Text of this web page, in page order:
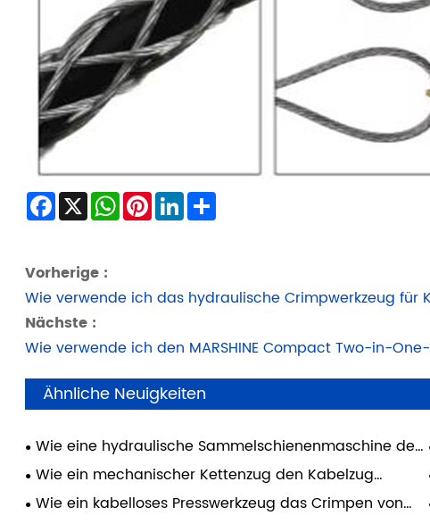
Facebook
X WhatsApp
Pinterest
LinkedIn
Vorherige :
Wie verwende ich das hydraulische Crimpwerkzeug für
Nächste :
Wie verwende ich den MARSHINE Compact Two-in-
Ähnliche Neuigkeiten
Wie eine hydraulische Sammelschienenmaschine den
Aufbau elektrischer Schalttafeln verbessert
Wie ein mechanischer Kettenzug den Kabelzug
verbessert
Wie ein kabelloses Presswerkzeug das Crimpen von